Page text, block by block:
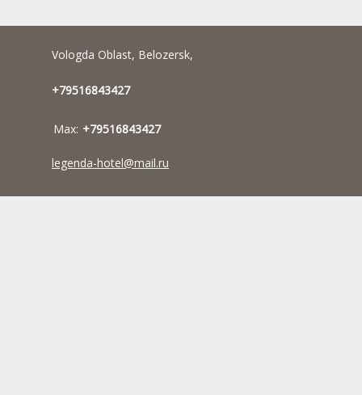
Vologda Oblast, Belozersk,
+79516843427
Max: +79516843427
legenda-hotel@mail.ru